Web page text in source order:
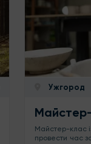
Ужгород
Майстер-клас
провести час